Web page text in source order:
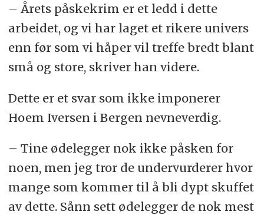
– Årets påskekrim er et ledd i dette
arbeidet, og vi har laget et rikere univers
enn før som vi håper vil treffe bredt blant
små og store, skriver han videre.
Dette er et svar som ikke imponerer
Hoem Iversen i Bergen nevneverdig.
– Tine ødelegger nok ikke påsken for
noen, men jeg tror de undervurderer hvor
mange som kommer til å bli dypt skuffet
av dette. Sånn sett ødelegger de nok mest